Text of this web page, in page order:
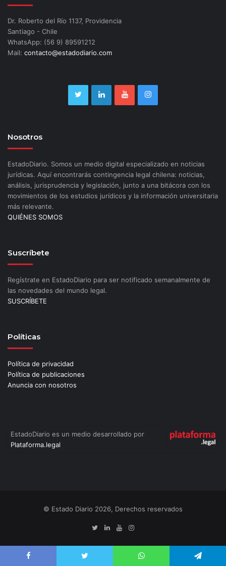
Dr. Roberto del Río 1137, Providencia
Santiago - Chile
WhatsApp: (56 9) 89591212
Mail: contacto@estadodiario.com
Nosotros
EstadoDiario. Somos un medio digital especializado en noticias
jurídicas. Aquí encontrarás contingencia legal chilena: noticias,
análisis, jurisprudencia y legislación, junto a una bitácora con los
movimientos de los estudios jurídicos y la información universitaria
más relevante.
QUIÉNES SOMOS
Suscríbete
Regístrate en EstadoDiario para ser notificado semanalmente de
las novedades del mundo legal.
SUSCRÍBETE
Políticas
Política de privacidad
Política de publicaciones
Anuncia con nosotros
EstadoDiario es un medio desarrollado por
Plataforma.legal
© Estado Diario 2026, Derechos reservados